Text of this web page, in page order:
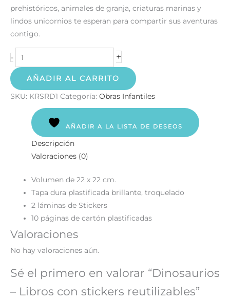
prehistóricos, animales de granja, criaturas marinas y
lindos unicornios te esperan para compartir sus aventuras
contigo.
- +
AÑADIR AL CARRITO
SKU: KRSRD1 Categoría: Obras Infantiles
AÑADIR A LA LISTA DE DESEOS
Descripción
Valoraciones (0)
Volumen de 22 x 22 cm.
Tapa dura plastificada brillante, troquelado
2 láminas de Stickers
10 páginas de cartón plastificadas
Valoraciones
No hay valoraciones aún.
Sé el primero en valorar “Dinosaurios
– Libros con stickers reutilizables”